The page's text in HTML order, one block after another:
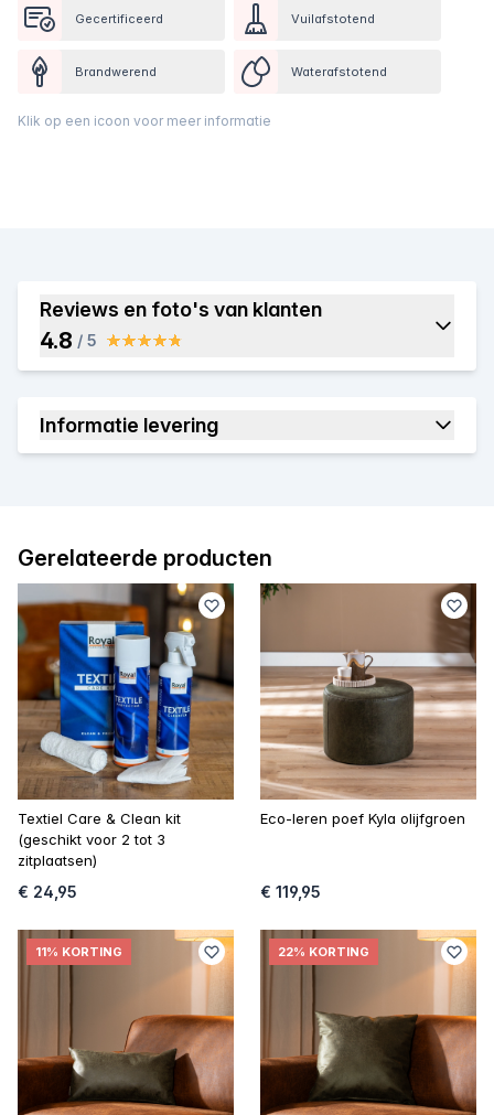
Gecertificeerd Vuilafstotend
Brandwerend Waterafstotend
Klik op een icoon voor meer informatie
Reviews en foto's van klanten
4.8 / 5
Informatie levering
Gerelateerde producten
Textiel Care & Clean kit
(geschikt voor 2 tot 3
zitplaatsen)
€ 24,95
Eco-leren poef Kyla olijfgroen
€ 119,95
11% KORTING 22% KORTING